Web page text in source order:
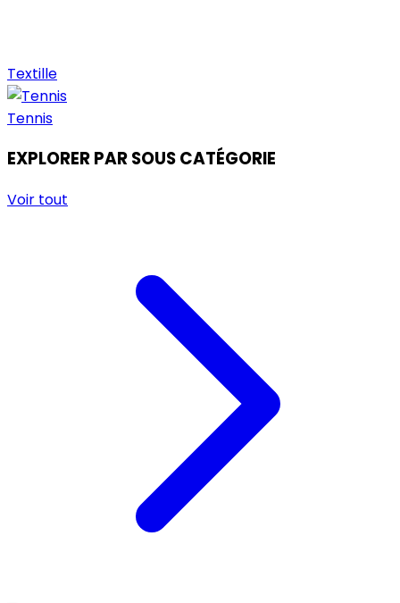
Textille
Tennis
EXPLORER PAR SOUS CATÉGORIE
Voir tout